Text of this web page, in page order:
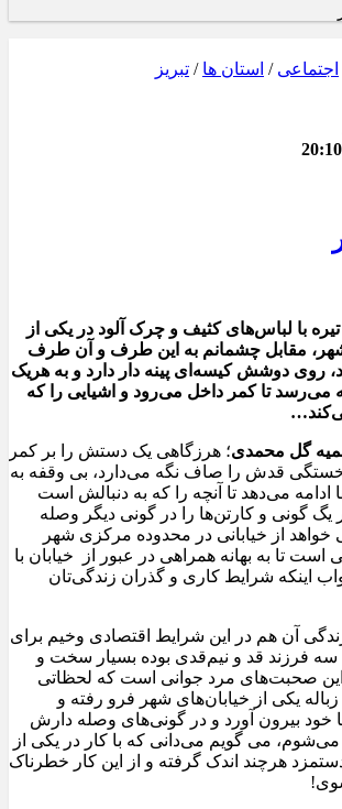
اجتماعی / استان ها / تبریز
با لباس‌های کثیف و چرک آلود در یکی از
مقابل چشمانم به این طرف و آن طرف
روی دوشش کیسه‌ای پینه دار دارد و به هریک
می‌رسد تا کمر داخل می‌رود و اشیایی را که
گل محمدی؛ هرزگاهی یک دستش را بر کمر
خستگی قدش را صاف نگه می‌دارد، بی وقفه به
می‌دهد تا آنچه را که به دنبالش است
در یگ گونی و کارتن‌ها را در گونی دیگر وصله
از خیابانی در محدوده مرکزی شهر
است تا به بهانه همراهی در عبور از خیابان با
اینکه شرایط کاری و گذران زندگی‌تان
آن هم در این شرایط اقتصادی وخیم برای
سه فرزند قد و نیم‌قدی بوده بسیار سخت و
صحبت‌های مرد جوانی است که لحظاتی
یکی از خیابان‌های شهر فرو رفته و
خود بیرون آورد و در گونی‌های وصله دارش
می‌شوم، می گویم می‌دانی که با کار در یکی از
هرچند اندک گرفته و از این کار خطرناک